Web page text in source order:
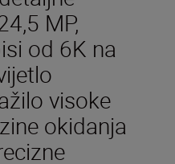
MP,
od 6K na
visoke
okidanja